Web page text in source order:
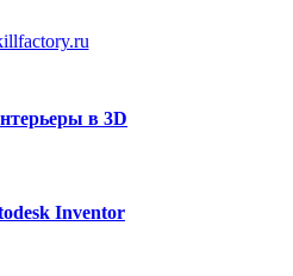
в 3D
Inventor